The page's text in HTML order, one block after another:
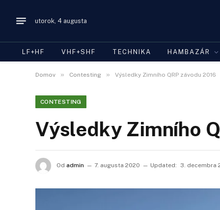
utorok, 4 augusta
LF+HF VHF+SHF TECHNIKA HAMBAZÁR
Domov » Contesting » Výsledky Zimního QRP závodu 2016
CONTESTING
Výsledky Zimního
Od admin 7. augusta 2020 Updated: 3. decembra